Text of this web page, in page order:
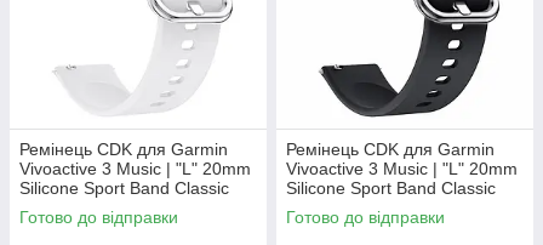
Ремінець CDK для Garmin
Vivoactive 3 Music | "L" 20mm
Silicone Sport Band Classic
(09651) (white)
Готово до відправки
Ремінець CDK для Garmin
Vivoactive 3 Music | "L" 20mm
Silicone Sport Band Classic
(09651) (black)
Готово до відправки